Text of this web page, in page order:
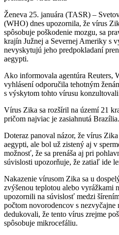
Ženeva 25. januára (TASR) –
(WHO) dnes upozornila, že vírus
spôsobuje poškodenie mozgu, sa
krajín Južnej a Severnej Ameriky s
nevyskytujú jeho predpokladaní
aegypti.
Ako informovala agentúra Reuters,
vyhlásení odporučila tehotným
s výskytom tohto vírusu
Vírus Zika sa rozšíril na území 21
pričom najviac je zasiahnutá Brazília.
Doteraz panoval názor, že vírus
aegypti, ale bol už zistený aj v
možnosť, že sa prenáša aj pri
súvislosti upozorňuje, že zatiaľ ide
Nakazenie vírusom Zika sa u
zvýšenou teplotou alebo vyrážkami
upozornili na súvislosť medzi
počtom novorodencov s nezvyčajne
dedukovali, že tento vírus zrejme
spôsobuje mikrocefáliu.